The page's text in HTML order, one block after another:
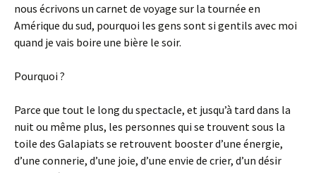
nous écrivons un carnet de voyage sur la tournée en
Amérique du sud, pourquoi les gens sont si gentils avec moi
quand je vais boire une bière le soir.
Pourquoi ?
Parce que tout le long du spectacle, et jusqu’à tard dans la
nuit ou même plus, les personnes qui se trouvent sous la
toile des Galapiats se retrouvent booster d’une énergie,
d’une connerie, d’une joie, d’une envie de crier, d’un désir